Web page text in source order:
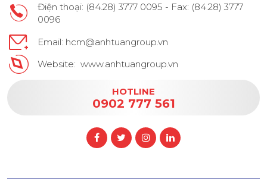
Điện thoại: (84.28) 3777 0095 - Fax: (84.28) 3777
0096
Email: hcm@anhtuangroup.vn
Website: www.anhtuangroup.vn
HOTLINE
0902 777 561